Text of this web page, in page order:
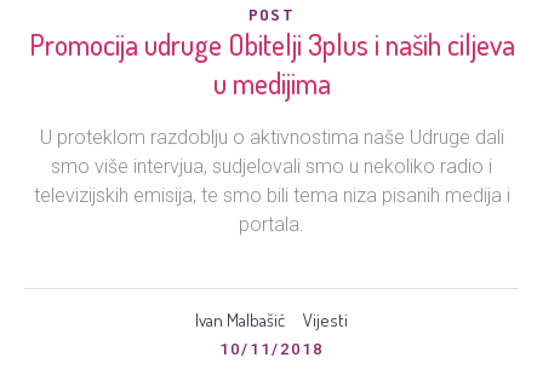
POST
Promocija udruge Obitelji 3plus i naših ciljeva
u medijima
U proteklom razdoblju o aktivnostima naše Udruge dali
smo više intervjua, sudjelovali smo u nekoliko radio i
televizijskih emisija, te smo bili tema niza pisanih medija i
portala.
Ivan Malbašić Vijesti
10/11/2018